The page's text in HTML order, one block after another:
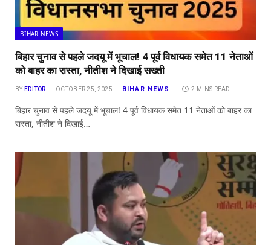
BIHAR NEWS
बिहार चुनाव से पहले जदयू में भूचाल! 4 पूर्व विधायक समेत 11 नेताओं
को बाहर का रास्ता, नीतीश ने दिखाई सख्ती
BY EDITOR OCTOBER 25, 2025 BIHAR NEWS 2 MINS READ
बिहार चुनाव से पहले जदयू में भूचाल! 4 पूर्व विधायक समेत 11 नेताओं को बाहर का
रास्ता, नीतीश ने दिखाई…